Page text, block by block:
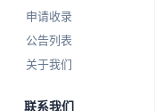
申请收录
公告列表
关于我们
联系我们